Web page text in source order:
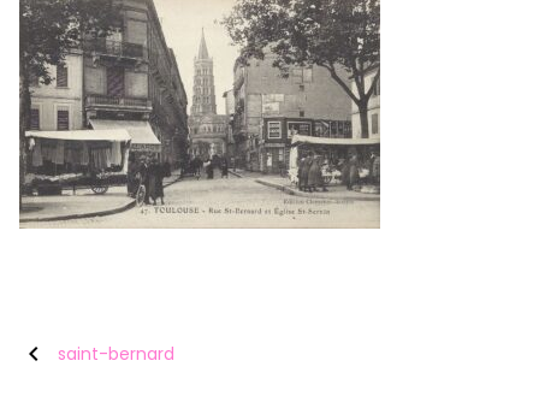
chevron_left saint-bernard